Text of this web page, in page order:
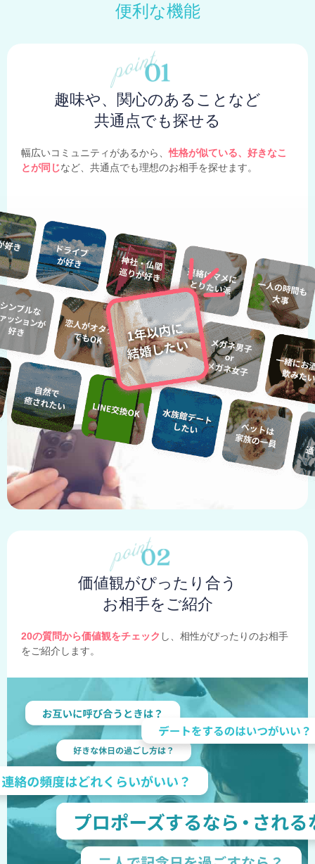
便利な機能
趣味や、関心のあることなど
共通点でも探せる
幅広いコミュニティがあるから、性格が似ている、好きなこ
とが同じなど、共通点でも理想のお相手を探せます。
価値観がぴったり合う
お相手をご紹介
20の質問から価値観をチェック し、相性がぴったりのお相手
をご紹介します。